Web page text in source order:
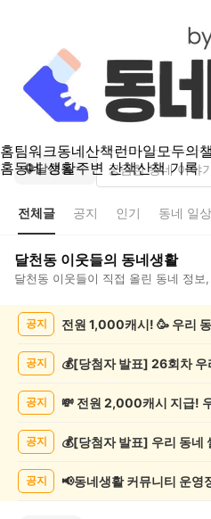
홈팀워크동네산책런마일모두의
홈동네 생활주변 산책산책 기록
달천동
전체글 공지 인기 동네 일상
달천동 이웃들의 동네생활
달천동 이웃들이 직접 올린 동네 정보
공지 전원 1,000캐시! 🥳 우리
공지
공지
공지
공지 📢동네생활 커뮤니티 운